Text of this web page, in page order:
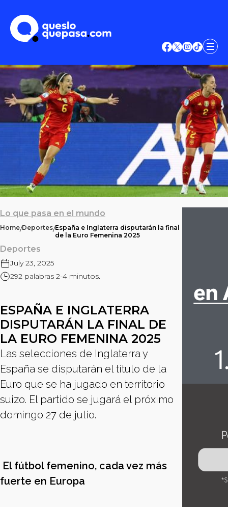
Lo que pasa en el mundo
Home/Deportes/España e Inglaterra disputarán la final
de la Euro Femenina 2025
Deportes
July 23, 2025
292 palabras 2-4 minutos.
ESPAÑA E INGLATERRA
DISPUTARÁN LA FINAL DE
LA EURO FEMENINA 2025
Las selecciones de Inglaterra y
España se disputarán el título de la
Euro que se ha jugado en territorio
suizo. El partido se jugará el próximo
domingo 27 de julio.
El fútbol femenino, cada vez más
fuerte en Europa